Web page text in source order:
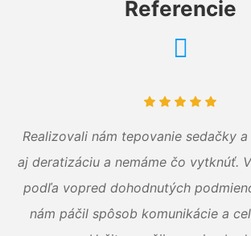
Referencie
Realizovali nám tepovanie sedačky
aj deratizáciu a nemáme čo vytknúť.
podľa vopred dohodnutých
nám páčil spôsob komunikácie a